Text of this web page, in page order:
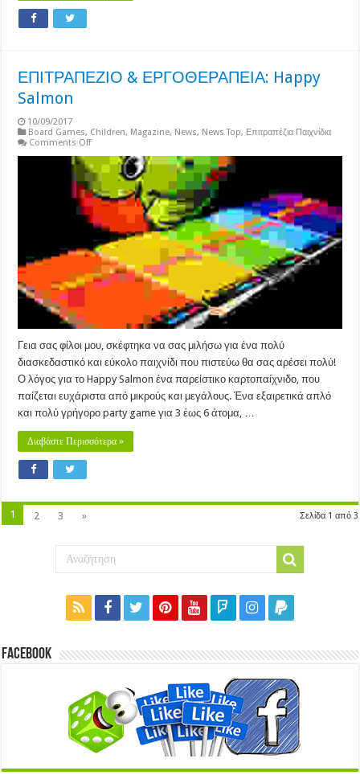
ΕΠΙΤΡΑΠΕΖΙΟ & ΕΡΓΟΘΕΡΑΠΕΙΑ: Happy
Salmon
10/09/2017
Board Games, Children, Magazine, News, News Top, Επιτραπέζια Παιχνίδια
Comments Offon
&
ΕΡΓΟΘΕΡΑΠΕΙΑ:
Happy
Salmon
Γεια σας φίλοι μου, σκέφτηκα να σας μιλήσω για ένα πολύ
διασκεδαστικό και εύκολο παιχνίδι που πιστεύω θα σας αρέσει πολύ!
Ο λόγος για το Happy Salmon ένα παρείστικο καρτοπαίχνιδο, που
παίζεται ευχάριστα από μικρούς και μεγάλους. Ένα εξαιρετικά απλό
και πολύ γρήγορο party game για 3 έως 6 άτομα, …
Διαβάστε Περισσότερα »
Σελίδα 1 από 3
1 2 3 »
Facebook